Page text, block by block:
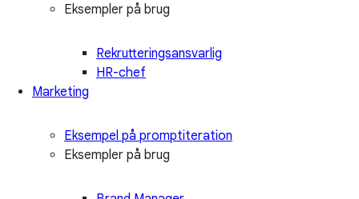
Eksempler på brug
Rekrutteringsansvarlig
HR-chef
Marketing
Eksempel på promptiteration
Eksempler på brug